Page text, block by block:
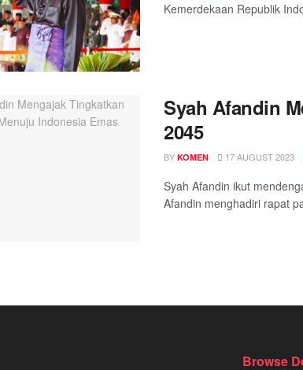
Kemerdekaan Republik
Syah Afandin
2045
BY KOMEN 17 AUGUST 2023
Syah Afandin ikut
Afandin menghadiri rapat
Browse